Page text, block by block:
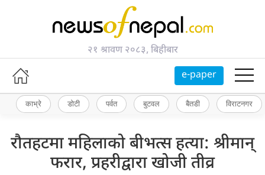
२१ श्रावण २०८३, बिहीबार
e-paper
काभ्रे डोटी पर्वत बुटवल बैतडी विराटनगर
रौतहटमा महिलाको बीभत्स हत्या: श्रीमान्
फरार, प्रहरीद्वारा खोजी तीव्र